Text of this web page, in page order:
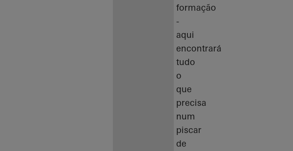
formação
-
aqui
encontrará
tudo
o
que
precisa
num
piscar
de